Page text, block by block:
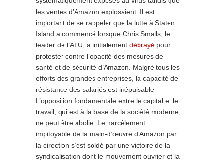
les ventes d’Amazon explosaient. Il est
important de se rappeler que la lutte à Staten
Island a commencé lorsque Chris Smalls, le
leader de l’ALU, a initialement débrayé pour
protester contre l’opacité des mesures de
santé et de sécurité d’Amazon. Malgré tous les
efforts des grandes entreprises, la capacité de
résistance des salariés est inépuisable.
L’opposition fondamentale entre le capital et le
travail, qui est à la base de la société moderne,
ne peut être abolie. Le harcèlement
impitoyable de la main-d’œuvre d’Amazon par
la direction s’est soldé par une victoire de la
syndicalisation dont le mouvement ouvrier et la